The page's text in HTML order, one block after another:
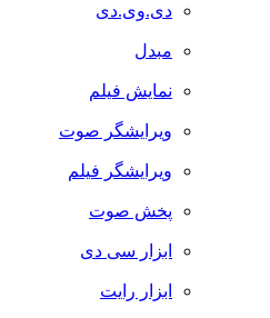
دی.وی.دی
مبدل
نمایش فیلم
ویرایشگر صوت
ویرایشگر فیلم
پخش صوت
ابزار سی دی
ابزار رایت